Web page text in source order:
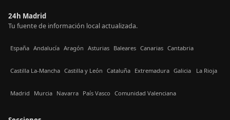
24h Madrid
Tu fuente de información local actualizada.
España Andalucía Aragón Asturias Baleares Canarias Cantabria
Castilla La-Mancha Castilla y León Cataluña Extremadura Galicia La Rioja
Madrid Murcia Navarra País Vasco Comunidad Valenciana